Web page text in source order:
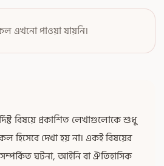
এখনো পাওয়া যায়নি।
বিষয়ে প্রকাশিত লেখাগুলোকে শুধু
হিসেবে দেখা হয় না। একই বিষয়ের
ঘটনা, আইনি বা ঐতিহাসিক